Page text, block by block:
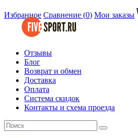
Избранное Сравнение (0) Мои заказы
Отзывы
Блог
Возврат и обмен
Доставка
Оплата
Система скидок
Контакты и схема проезда